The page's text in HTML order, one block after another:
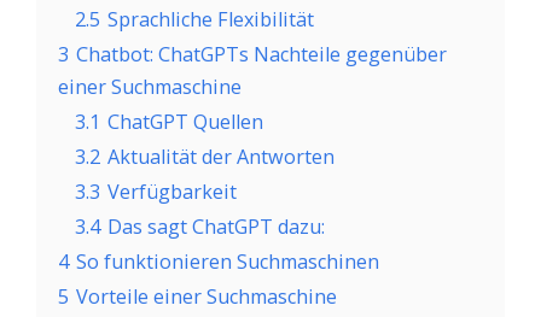
2.5 Sprachliche Flexibilität
3 Chatbot: ChatGPTs Nachteile gegenüber
einer Suchmaschine
3.1 ChatGPT Quellen
3.2 Aktualität der Antworten
3.3 Verfügbarkeit
3.4 Das sagt ChatGPT dazu:
4 So funktionieren Suchmaschinen
5 Vorteile einer Suchmaschine